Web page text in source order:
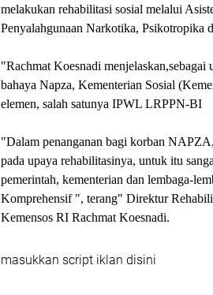
melakukan rehabilitasi sosial melalui
Penyalahgunaan Narkotika,
"Rachmat Koesnadi menjelaskan,sebagai
bahaya Napza, Kementerian Sosial
elemen, salah satunya IPWL LRPPN-BI
"Dalam penanganan bagi korban
pada upaya rehabilitasinya, untuk itu
pemerintah, kementerian dan lembaga-
Komprehensif ", terang" Direktur
Kemensos RI Rachmat Koesnadi.
masukkan script iklan disini